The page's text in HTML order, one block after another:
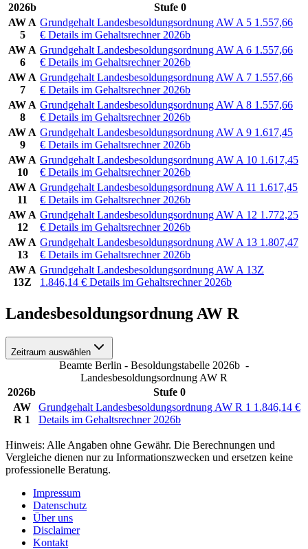
2026b
Stufe 0
AW A
5
Grundgehalt Landesbesoldungsordnung AW A 5 1.557,66
€ Details im Gehaltsrechner 2026b
AW A
6
Grundgehalt Landesbesoldungsordnung AW A 6 1.557,66
€ Details im Gehaltsrechner 2026b
AW A
7
Grundgehalt Landesbesoldungsordnung AW A 7 1.557,66
€ Details im Gehaltsrechner 2026b
AW A
8
Grundgehalt Landesbesoldungsordnung AW A 8 1.557,66
€ Details im Gehaltsrechner 2026b
AW A
9
Grundgehalt Landesbesoldungsordnung AW A 9 1.617,45
€ Details im Gehaltsrechner 2026b
AW A
10
Grundgehalt Landesbesoldungsordnung AW A 10 1.617,45
€ Details im Gehaltsrechner 2026b
AW A
11
Grundgehalt Landesbesoldungsordnung AW A 11 1.617,45
€ Details im Gehaltsrechner 2026b
AW A
12
Grundgehalt Landesbesoldungsordnung AW A 12 1.772,25
€ Details im Gehaltsrechner 2026b
AW A
13
Grundgehalt Landesbesoldungsordnung AW A 13 1.807,47
€ Details im Gehaltsrechner 2026b
AW A
13Z
Grundgehalt Landesbesoldungsordnung AW A 13Z
1.846,14 € Details im Gehaltsrechner 2026b
Landesbesoldungsordnung AW R
Zeitraum auswählen
Beamte Berlin - Besoldungstabelle 2026b -
Landesbesoldungsordnung AW R
2026b
Stufe 0
AW
R 1
Grundgehalt Landesbesoldungsordnung AW R 1 1.846,14 €
Details im Gehaltsrechner 2026b
Hinweis: Alle Angaben ohne Gewähr. Die Berechnungen und
Vergleiche dienen nur zu Informationszwecken und ersetzen keine
professionelle Beratung.
Impressum
Datenschutz
Über uns
Disclaimer
Kontakt